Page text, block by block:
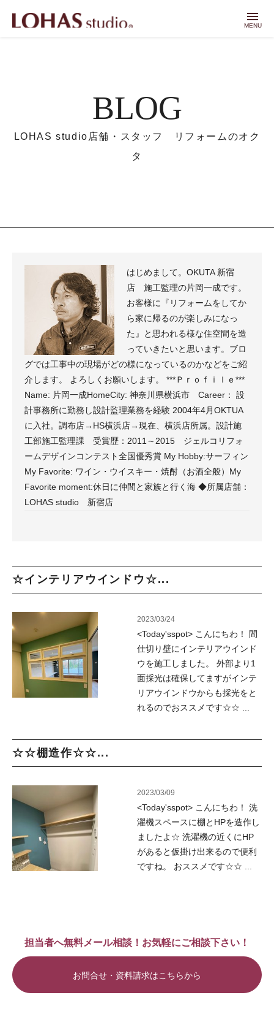
menu
MENU
BLOG
LOHAS studio店舗・スタッフ リフォームのオク
タ
はじめまして。OKUTA 新宿
店 施工監理の片岡一成です。
お客様に『リフォームをしてか
ら家に帰るのが楽しみになっ
た』と思われる様な住空間を造
っていきたいと思います。ブロ
グでは工事中の現場がどの様になっているのかなどをご紹
介します。 よろしくお願いします。 ***Ｐｒｏｆｉｌｅ***
Name: 片岡一成HomeCity: 神奈川県横浜市 Career： 設
計事務所に勤務し設計監理業務を経験 2004年4月OKTUA
に入社。調布店→HS横浜店→現在、横浜店所属。設計施
工部施工監理課 受賞歴：2011～2015 ジェルコリフォ
ームデザインコンテスト全国優秀賞 My Hobby:サーフィン
My Favorite: ワイン・ウイスキー・焼酎（お酒全般）My
Favorite moment:休日に仲間と家族と行く海 ◆所属店舗：
LOHAS studio 新宿店
☆インテリアウインドウ☆...
2023/03/24
<Today'sspot> こんにちわ！ 間
仕切り壁にインテリアウインド
ウを施工しました。 外部より1
面採光は確保してますがインテ
リアウインドウからも採光をと
れるのでおススメです☆☆ ...
☆☆棚造作☆☆...
2023/03/09
<Today'sspot> こんにちわ！ 洗
濯機スペースに棚とHPを造作し
ましたよ☆ 洗濯機の近くにHP
があると仮掛け出来るので便利
ですね。 おススメです☆☆ ...
担当者へ無料メール相談！お気軽にご相談下さい！
お問合せ・資料請求はこちらから